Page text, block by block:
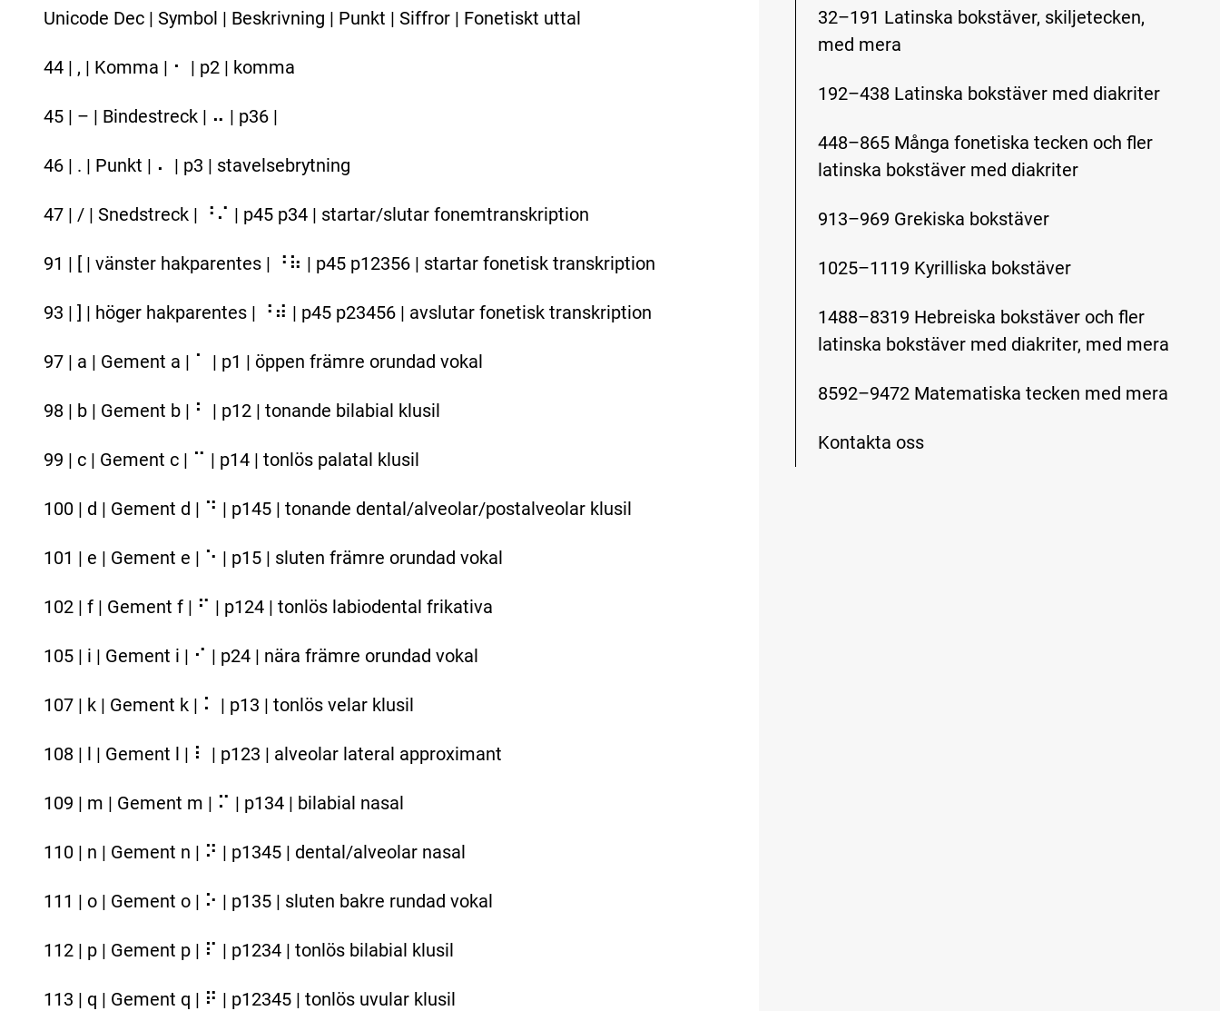
Unicode Dec | Symbol | Beskrivning | Punkt | Siffror | Fonetiskt uttal
44 | , | Komma | ⠂ | p2 | komma
45 | – | Bindestreck | ⠤ | p36 |
46 | . | Punkt | ⠄ | p3 | stavelsebrytning
47 | / | Snedstreck | ⠘⠌ | p45 p34 | startar/slutar fonemtranskription
91 | [ | vänster hakparentes | ⠘⠷ | p45 p12356 | startar fonetisk transkription
93 | ] | höger hakparentes | ⠘⠾ | p45 p23456 | avslutar fonetisk transkription
97 | a | Gement a | ⠁ | p1 | öppen främre orundad vokal
98 | b | Gement b | ⠃ | p12 | tonande bilabial klusil
99 | c | Gement c | ⠉ | p14 | tonlös palatal klusil
100 | d | Gement d | ⠙ | p145 | tonande dental/alveolar/postalveolar klusil
101 | e | Gement e | ⠑ | p15 | sluten främre orundad vokal
102 | f | Gement f | ⠋ | p124 | tonlös labiodental frikativa
105 | i | Gement i | ⠊ | p24 | nära främre orundad vokal
107 | k | Gement k | ⠅ | p13 | tonlös velar klusil
108 | l | Gement l | ⠇ | p123 | alveolar lateral approximant
109 | m | Gement m | ⠍ | p134 | bilabial nasal
110 | n | Gement n | ⠝ | p1345 | dental/alveolar nasal
111 | o | Gement o | ⠕ | p135 | sluten bakre rundad vokal
112 | p | Gement p | ⠏ | p1234 | tonlös bilabial klusil
113 | q | Gement q | ⠟ | p12345 | tonlös uvular klusil
32–191 Latinska bokstäver, skiljetecken,
med mera
192–438 Latinska bokstäver med diakriter
448–865 Många fonetiska tecken och fler
latinska bokstäver med diakriter
913–969 Grekiska bokstäver
1025–1119 Kyrilliska bokstäver
1488–8319 Hebreiska bokstäver och fler
latinska bokstäver med diakriter, med mera
8592–9472 Matematiska tecken med mera
Kontakta oss